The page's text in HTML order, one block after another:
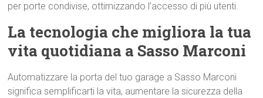
per porte condivise, ottimizzando l’accesso di più utenti.
La tecnologia che migliora la tua
vita quotidiana a Sasso Marconi
Automatizzare la porta del tuo garage a Sasso Marconi
significa semplificarti la vita, aumentare la sicurezza della